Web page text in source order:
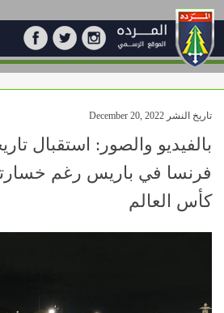
تاريخ النشر December 20, 2022
بالفيديو والصور: استقبال
فرنسا في باريس رغم
كأس العالم